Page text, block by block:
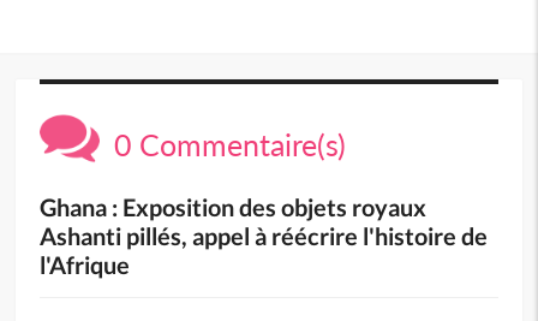
0 Commentaire(s)
Ghana : Exposition des objets royaux
Ashanti pillés, appel à réécrire l'histoire de
l'Afrique